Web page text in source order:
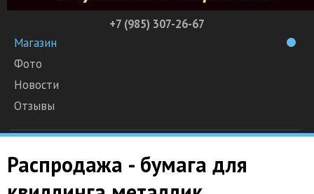
+7 (985) 307-26-67
Магазин
Фото
Новости
Отзывы
Распродажа - бумага для